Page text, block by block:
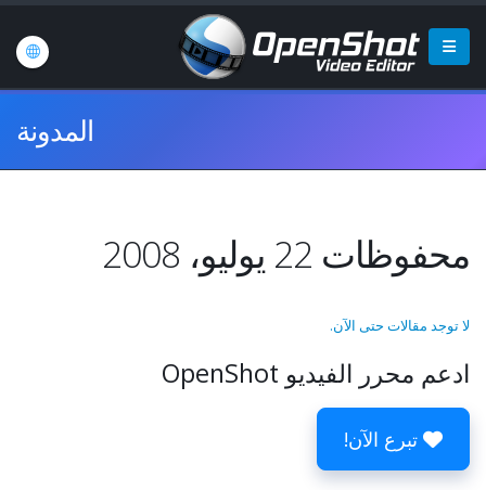
المدونة
محفوظات 22 يوليو، 2008
لا توجد مقالات حتى الآن.
ادعم محرر الفيديو OpenShot
تبرع الآن!